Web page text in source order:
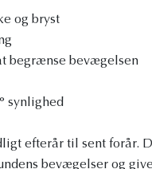
og bryst
begrænse bevægelsen
synlighed
efterår til sent forår.
bevægelser og